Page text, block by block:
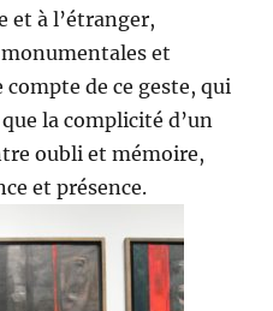
et à l’étranger,
et
de ce geste, qui
la complicité d’un
oubli et mémoire,
et présence.